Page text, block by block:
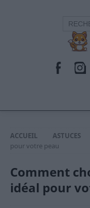
ACCUEIL ASTUCES
pour votre peau
Comment
idéal pour